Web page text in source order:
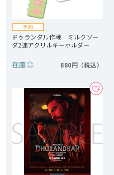
ドゥランダル作戦 ミルクソー
ダ2連アクリルキーホルダー
在庫◎ 880円